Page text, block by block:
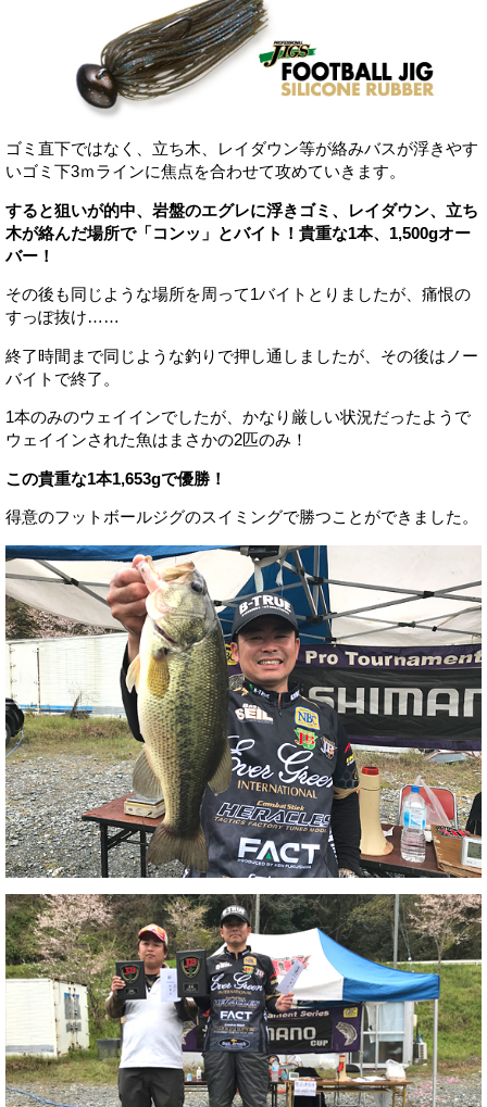
ゴミ直下ではなく、立ち木、レイダウン等が絡みバスが浮きやす
いゴミ下3ｍラインに焦点を合わせて攻めていきます。
すると狙いが的中、岩盤のエグレに浮きゴミ、レイダウン、立ち
木が絡んだ場所で「コンッ」とバイト！貴重な1本、1,500gオー
バー！
その後も同じような場所を周って1バイトとりましたが、痛恨の
すっぽ抜け……
終了時間まで同じような釣りで押し通しましたが、その後はノー
バイトで終了。
1本のみのウェイインでしたが、かなり厳しい状況だったようで
ウェイインされた魚はまさかの2匹のみ！
この貴重な1本1,653gで優勝！
得意のフットボールジグのスイミングで勝つことができました。